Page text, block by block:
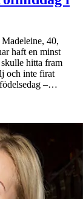
Madeleine, 40,
haft en minst
hitta fram
och inte firat
–…